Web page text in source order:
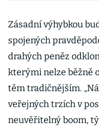
Zásadní výhybkou
spojených
drahých peněz
kterými nelze běžně
těm tradičnějším.
veřejných trzích v
neuvěřitelný boom,